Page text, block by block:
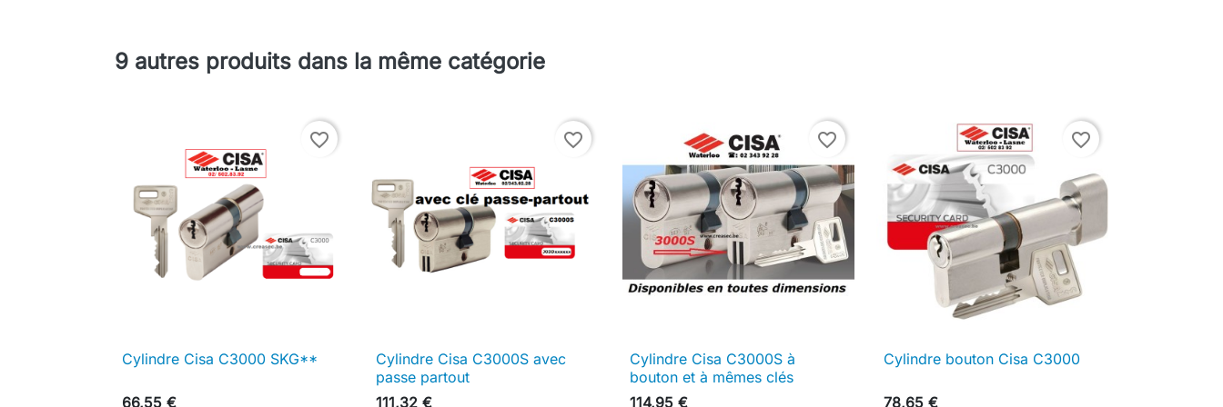
9 autres produits dans la même catégorie
favorite_border
 Aperçu rapide
Cylindre Cisa C3000 SKG**
66,55 €
favorite_border
 Aperçu rapide
Cylindre Cisa C3000S avec
passe partout
111,32 €
favorite_border
 Aperçu rapide
Cylindre Cisa C3000S à
bouton et à mêmes clés
114,95 €
favorite_border
 Aperçu rapide
Cylindre bouton Cisa C3000
78,65 €